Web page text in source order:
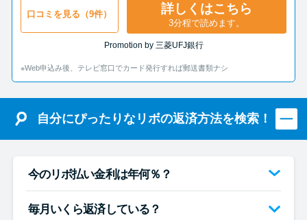
口コミを見る（9件） 詳しくはこちら
3分程で読めます。
Promotion by 三菱UFJ銀行
※Web申込み後、テレビ窓口でカード発行すれば郵送書類ナシ
自分にぴったりなリボの返済方法を検索！
今のリボ払い金利は年何％？
毎月いくら返済している？